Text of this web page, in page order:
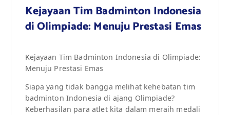
Kejayaan Tim Badminton Indonesia
di Olimpiade: Menuju Prestasi Emas
Kejayaan Tim Badminton Indonesia di Olimpiade:
Menuju Prestasi Emas
Siapa yang tidak bangga melihat kehebatan tim
badminton Indonesia di ajang Olimpiade?
Keberhasilan para atlet kita dalam meraih medali